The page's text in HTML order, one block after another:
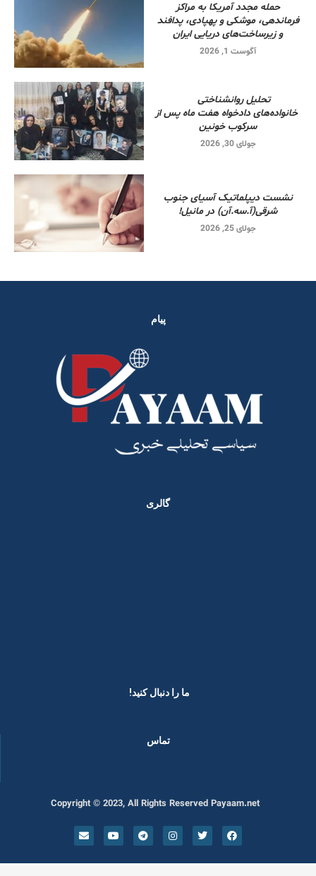
حمله مجدد آمریکا به مراکز
فرماندهی، موشکی و پهپادی، پدافند
و زیرساخت‌های دریایی ایران
آگوست 1, 2026
تحلیل روانشناختی
خانواده‌های دادخواه هفت ماه پس از
سرکوب خونین
جولای 30, 2026
نشست دیپلماتیک آسیای جنوب
شرقی‌(آ.سه.آن) در مانیل!
جولای 25, 2026
پیام
گالری
ما را دنبال کنید! ​
تماس
Copyright © 2023, All Rights Reserved Payaam.net